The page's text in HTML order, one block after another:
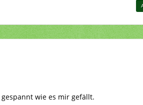
wie es mir gefällt.